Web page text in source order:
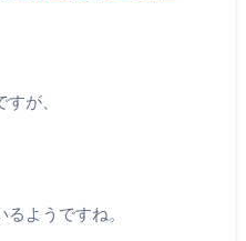
が、
ようですね。